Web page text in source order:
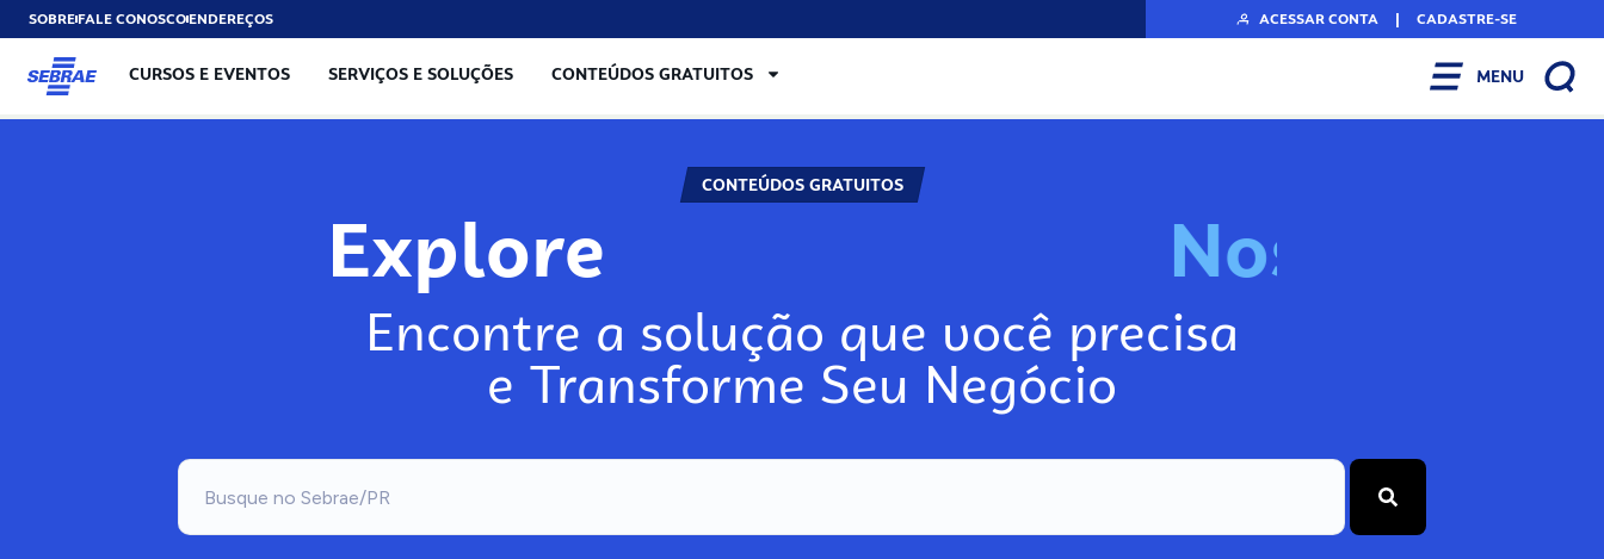
SOBREFALE CONOSCOENDEREÇOS ACESSAR CONTA | CADASTRE-SE
CURSOS E EVENTOS SERVIÇOS E SOLUÇÕES CONTEÚDOS GRATUITOS MENU
CONTEÚDOS GRATUITOS
Explore No
Encontre a solução que você precisa
e Transforme Seu Negócio